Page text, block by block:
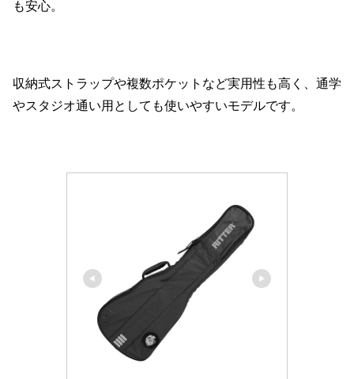
も安心。
収納式ストラップや複数ポケットなど実用性も高く、通学
やスタジオ通い用としても使いやすいモデルです。